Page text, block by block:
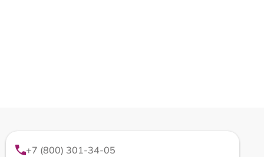
+7 (800) 301-34-05